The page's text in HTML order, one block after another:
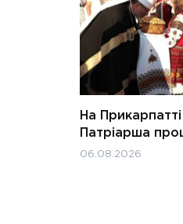
На
Патріарша
06.08.2026